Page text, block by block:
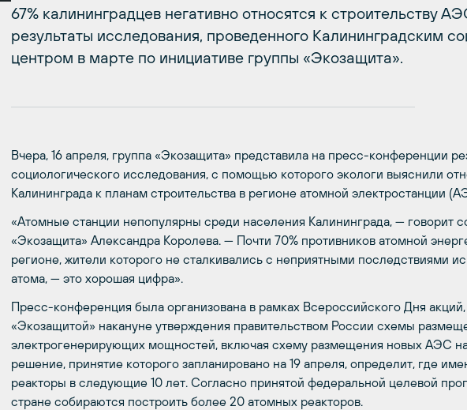
67% калининградцев негативно относятся к строительству
результаты исследования, проведенного Калининградским
центром в марте по инициативе группы «Экозащита».
Вчера, 16 апреля, группа «Экозащита» представила на пресс-конференции
социологического исследования, с помощью которого экологи выяснили
Калининграда к планам строительства в регионе атомной электростанции
«Атомные станции непопулярны среди населения Калининграда, — говорит
«Экозащита» Александра Королева. — Почти 70% противников атомной
регионе, жители которого не сталкивались с неприятными последствиями
атома, — это хорошая цифра».
Пресс-конференция была организована в рамках Всероссийского Дня
«Экозащитой» накануне утверждения правительством России схемы
электрогенерирующих мощностей, включая схему размещения новых АЭС
решение, принятие которого запланировано на 19 апреля, определит, где
реакторы в следующие 10 лет. Согласно принятой федеральной целевой
стране собираются построить более 20 атомных реакторов.